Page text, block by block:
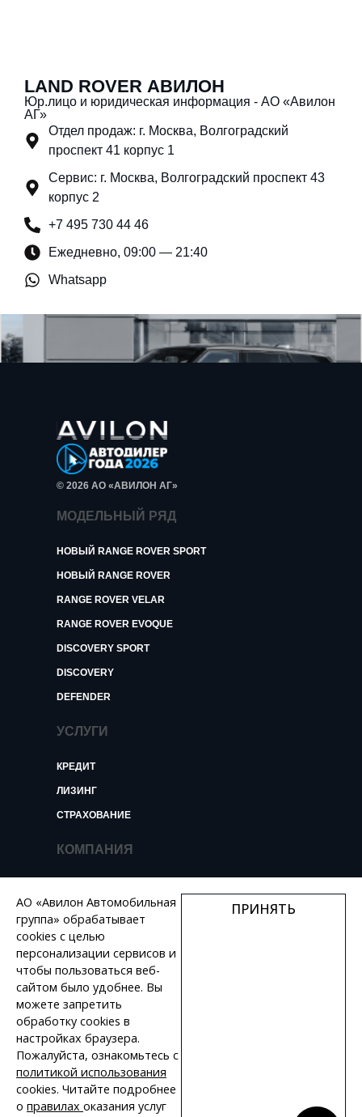
LAND ROVER АВИЛОН
Юр.лицо и юридическая информация - АО «Авилон
АГ»
Отдел продаж: г. Москва, Волгоградский
проспект 41 корпус 1
Сервис: г. Москва, Волгоградский проспект 43
корпус 2
+7 495 730 44 46
Ежедневно, 09:00 — 21:40
Whatsapp
© 2026 АО «АВИЛОН АГ»
МОДЕЛЬНЫЙ РЯД
НОВЫЙ RANGE ROVER SPORT
НОВЫЙ RANGE ROVER
RANGE ROVER VELAR
RANGE ROVER EVOQUE
DISCOVERY SPORT
DISCOVERY
DEFENDER
УСЛУГИ
КРЕДИТ
ЛИЗИНГ
СТРАХОВАНИЕ
КОМПАНИЯ
НОВОСТИ И ОБЗОРЫ
КОНТАКТЫ
ВАКАНСИИ
ПОЛИТИКА КОНФИДЕНЦИАЛЬНОСТИ
КАРТА САЙТА
АО «Авилон Автомобильная
группа» обрабатывает
cookies с целью
персонализации сервисов и
чтобы пользоваться веб-
сайтом было удобнее. Вы
можете запретить
обработку сookies в
настройках браузера.
Пожалуйста, ознакомьтесь с
политикой использования
cookies. Читайте подробнее
о правилах оказания услуг
ПРИНЯТЬ